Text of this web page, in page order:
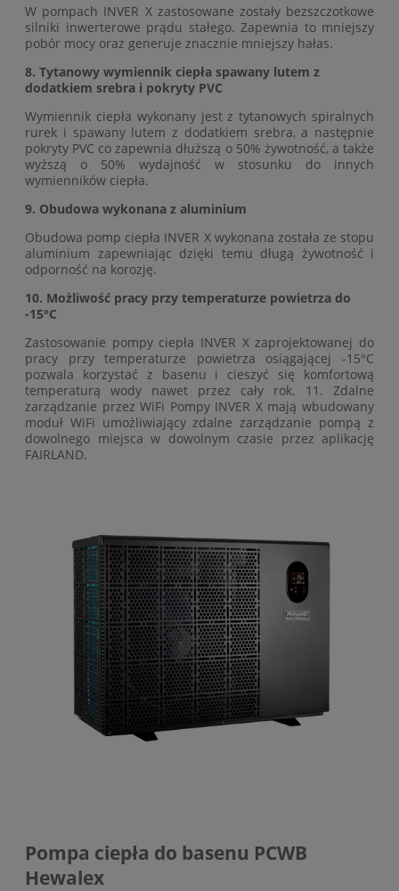
W pompach INVER X zastosowane zostały bezszczotkowe
silniki inwerterowe prądu stałego. Zapewnia to mniejszy
pobór mocy oraz generuje znacznie mniejszy hałas.
8. Tytanowy wymiennik ciepła spawany lutem z
dodatkiem srebra i pokryty PVC
Wymiennik ciepła wykonany jest z tytanowych spiralnych
rurek i spawany lutem z dodatkiem srebra, a następnie
pokryty PVC co zapewnia dłuższą o 50% żywotność, a także
wyższą o 50% wydajność w stosunku do innych
wymienników ciepła.
9. Obudowa wykonana z aluminium
Obudowa pomp ciepła INVER X wykonana została ze stopu
aluminium zapewniając dzięki temu długą żywotność i
odporność na korozję.
10. Możliwość pracy przy temperaturze powietrza do
-15°C
Zastosowanie pompy ciepła INVER X zaprojektowanej do
pracy przy temperaturze powietrza osiągającej -15°C
pozwala korzystać z basenu i cieszyć się komfortową
temperaturą wody nawet przez cały rok. 11. Zdalne
zarządzanie przez WiFi Pompy INVER X mają wbudowany
moduł WiFi umożliwiający zdalne zarządzanie pompą z
dowolnego miejsca w dowolnym czasie przez aplikację
FAIRLAND.
Pompa ciepła do basenu PCWB
Hewalex